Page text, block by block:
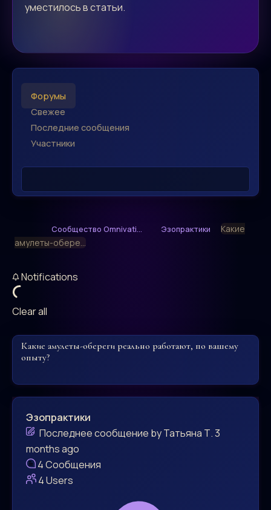
уместилось в статьи.
Форумы
Свежее
Последние сообщения
Участники
Сообщество Omnivati... Эзопрактики
Какие
амулеты-обере...
Notifications
Clear all
Какие амулеты-обереги реально работают, по вашему
опыту?
Эзопрактики
Последнее сообщение byТатьяна Т.3
months ago
4Сообщения
4Users